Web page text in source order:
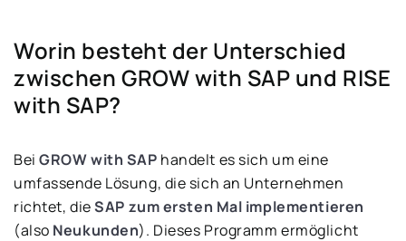
Worin besteht der Unterschied
zwischen GROW with SAP und RISE
with SAP?
BeiGROW with SAP handelt es sich um eine
umfassende Lösung, die sich an Unternehmen
richtet, dieSAP zum ersten Mal implementieren
(also Neukunden). Dieses Programm ermöglicht